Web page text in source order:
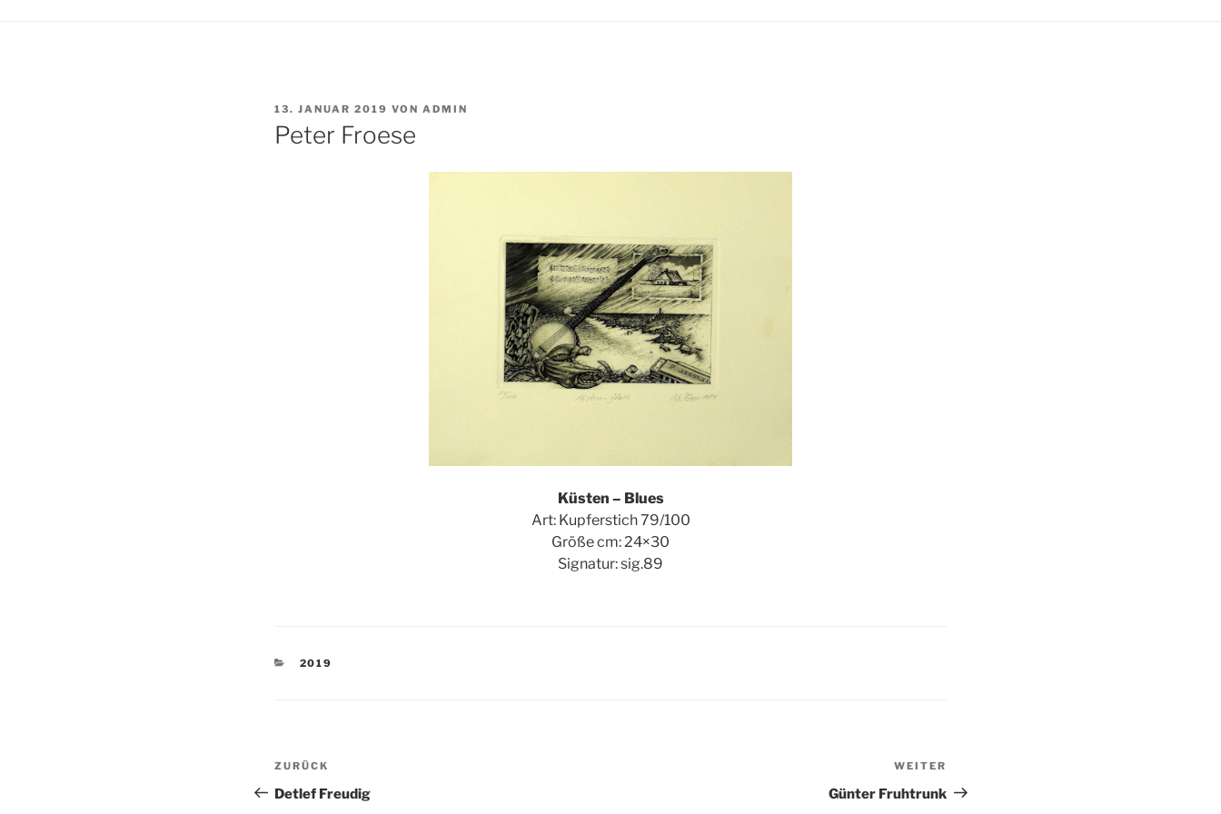
VERÖFFENTLICHT
AM
13. JANUAR 2019 VON ADMIN
Peter Froese
Küsten – Blues
Art: Kupferstich 79/100
Größe cm: 24×30
Signatur: sig.89
KATEGORIEN
2019
Beitragsnavigation
Vorheriger
Beitrag
ZURÜCK
Detlef Freudig
Beitrag
WEITER
Günter Fruhtrunk